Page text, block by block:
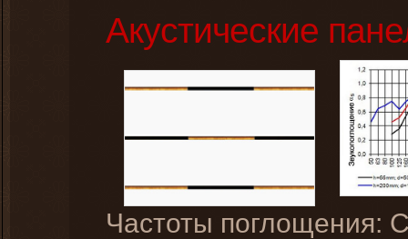
Акустические
Частоты поглощения: